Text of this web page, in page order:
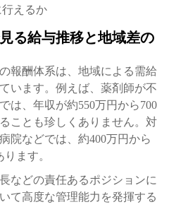
えるか
る給与推移と地域差の
報酬体系は、地域による需給
います。例えば、薬剤師が不
は、年収が約550万円から700
ことも珍しくありません。対
院などでは、約400万円から
ます。
などの責任あるポジションに
て高度な管理能力を発揮する